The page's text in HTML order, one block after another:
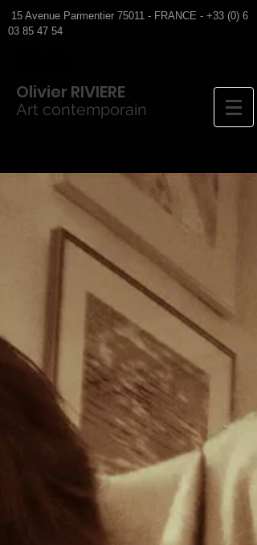
OlivierRIVIERE
Art contemporain
15 Avenue Parmentier 75011 - FRANCE - +33 (0) 6
03 85 47 54